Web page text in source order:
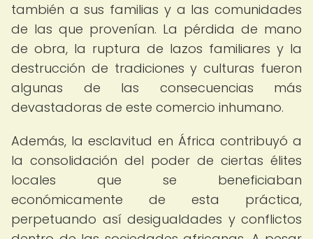
también a sus familias y a las comunidades
de las que provenían. La pérdida de mano
de obra, la ruptura de lazos familiares y la
destrucción de tradiciones y culturas fueron
algunas de las consecuencias más
devastadoras de este comercio inhumano.
Además, la esclavitud en África contribuyó a
la consolidación del poder de ciertas élites
locales que se beneficiaban
económicamente de esta práctica,
perpetuando así desigualdades y conflictos